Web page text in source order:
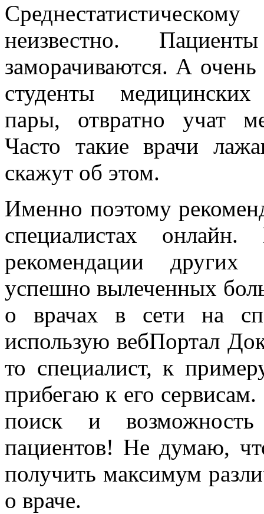
неизвестно.
заморачиваются. А
студенты
пары, отвратно учат
Часто такие врачи
скажут об этом.
Именно поэтому
специалистах
рекомендации
успешно вылеченных
о врачах в сети на
использую вебПортал
то специалист, к
прибегаю к его
поиск и
пациентов! Не думаю,
получить максимум
о враче.